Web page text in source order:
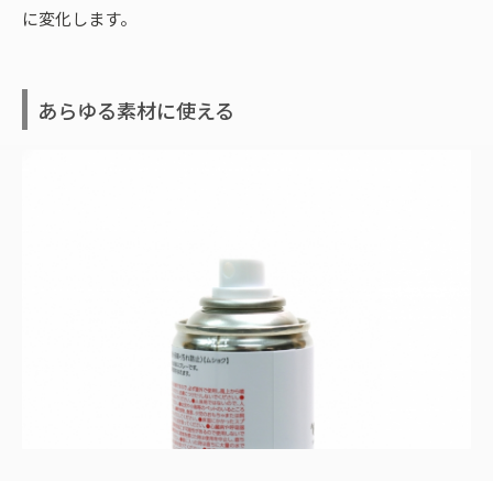
に変化します。
あらゆる素材に使える